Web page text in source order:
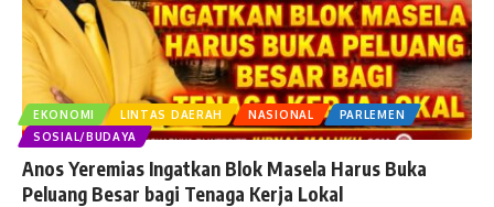
EKONOMI LINTAS DAERAH NASIONAL
PARLEMEN
SOSIAL/BUDAYA
Anos Yeremias Ingatkan Blok Masela Harus Buka
Peluang Besar bagi Tenaga Kerja Lokal